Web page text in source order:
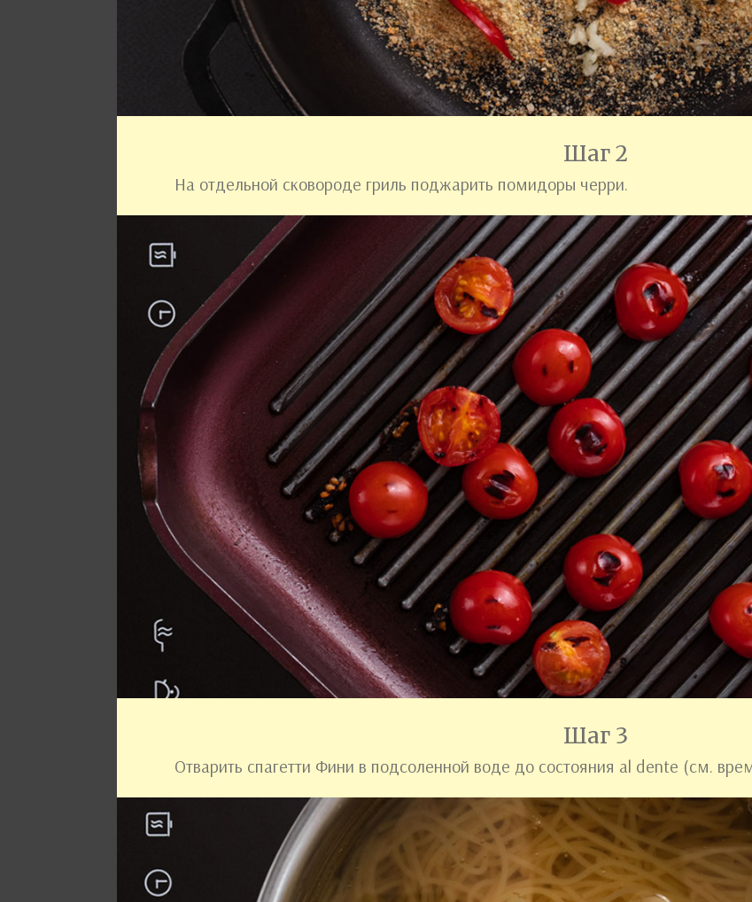
Шаг 2
На отдельной сковороде гриль поджарить помидоры черри.
Шаг 3
Отварить спагетти Фини в подсоленной воде до состояния al dente (см.